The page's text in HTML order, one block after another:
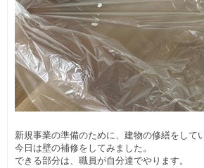
新規事業の準備のために、建物の修繕をして
今日は壁の補修をしてみました。
できる部分は、職員が自分達でやります。